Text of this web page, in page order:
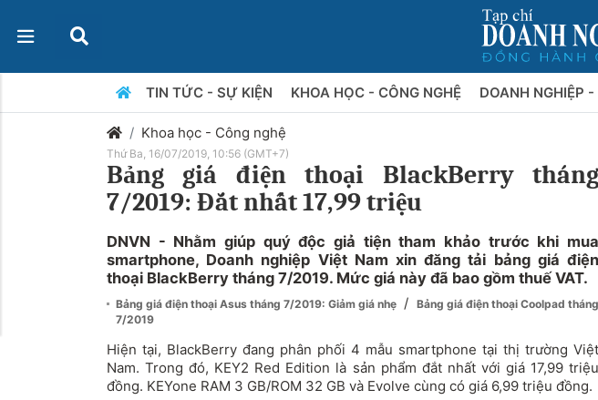
TIN TỨC - SỰ KIỆN KHOA HỌC - CÔNG NGHỆ DOANH NGHIỆP
Khoa học - Công nghệ
Thứ Ba, 16/07/2019, 10:56 (GMT+7)
Bảng giá điện thoại BlackBerry tháng
7/2019: Đắt nhất 17,99 triệu
DNVN - Nhằm giúp quý độc giả tiện tham khảo trước khi mua
smartphone, Doanh nghiệp Việt Nam xin đăng tải bảng giá điện
thoại BlackBerry tháng 7/2019. Mức giá này đã bao gồm thuế VAT.
Bảng giá điện thoại Asus tháng 7/2019: Giảm giá nhẹ / Bảng giá điện thoại Coolpad tháng
7/2019
Hiện tại, BlackBerry đang phân phối 4 mẫu smartphone tại thị trường Việt
Nam. Trong đó, KEY2 Red Edition là sản phẩm đắt nhất với giá 17,99 triệu
đồng. KEYone RAM 3 GB/ROM 32 GB và Evolve cùng có giá 6,99 triệu đồng.